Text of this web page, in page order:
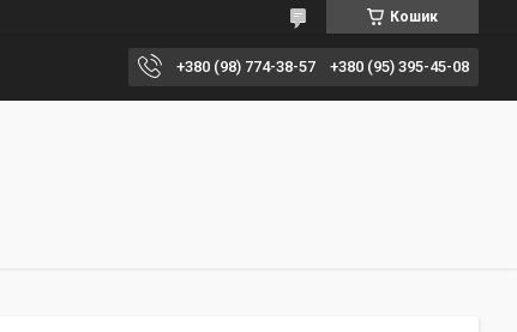
Кошик
+380 (98) 774-38-57 +380 (95) 395-45-08